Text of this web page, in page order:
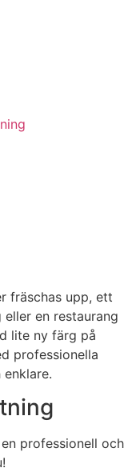
fräschas upp, ett
en restaurang
lite ny färg på
professionella
professionell och